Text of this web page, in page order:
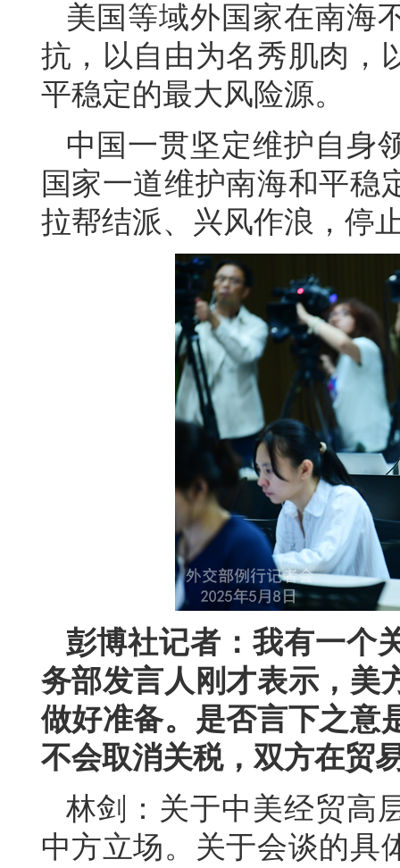
美国等域外国家在南海
抗，以自由为名秀肌肉，
平稳定的最大风险源。
中国一贯坚定维护自身
国家一道维护南海和平稳
拉帮结派、兴风作浪，停
彭博社记者：我有一个
务部发言人刚才表示，美
做好准备。是否言下之意
不会取消关税，双方在贸
林剑：关于中美经贸高
中方立场。关于会谈的具